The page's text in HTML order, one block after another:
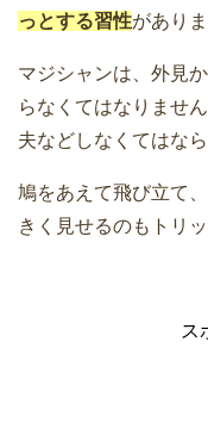
っとする習性がありま
マジシャンは、外見
らなくてはなりませ
夫などしなくてはなら
鳩をあえて飛び立て
きく見せるのもトリ
ス